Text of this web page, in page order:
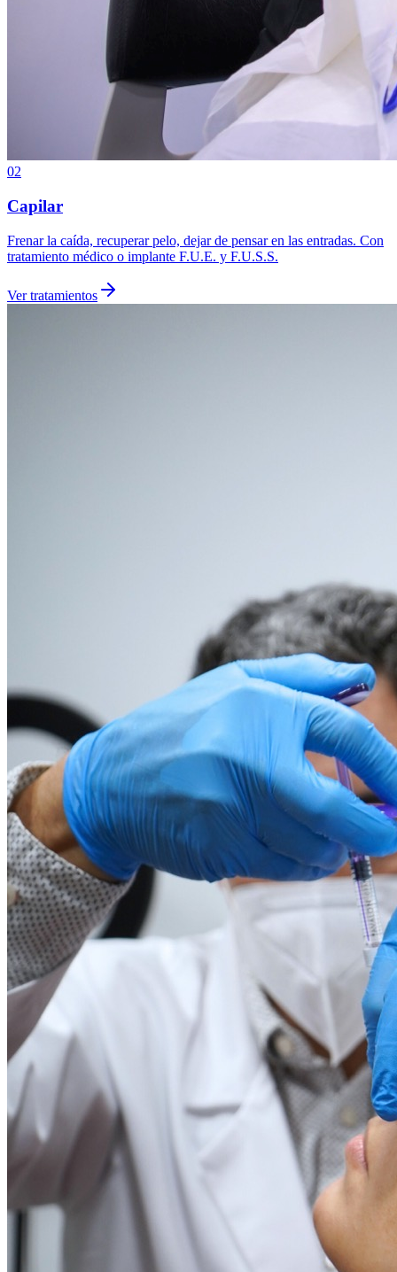
02
Capilar
Frenar la caída, recuperar pelo, dejar de pensar en las entradas. Con
tratamiento médico o implante F.U.E. y F.U.S.S.
Ver tratamientos